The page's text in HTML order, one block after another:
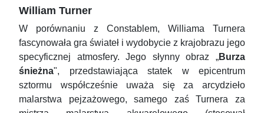
William Turner
W porównaniu z Constablem, Williama Turnera
fascynowała gra świateł i wydobycie z krajobrazu jego
specyficznej atmosfery. Jego słynny obraz „Burza
śnieżna", przedstawiająca statek w epicentrum
sztormu współcześnie uważa się za arcydzieło
malarstwa pejzażowego, samego zaś Turnera za